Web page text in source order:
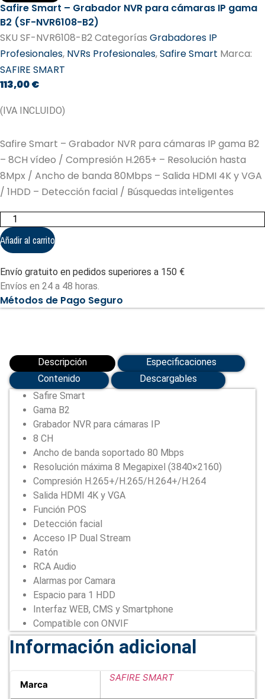
Safire Smart – Grabador NVR para cámaras IP gama
B2 (SF-NVR6108-B2)
SKU SF-NVR6108-B2Categorías Grabadores IP
Profesionales, NVRs Profesionales,Safire Smart Marca:
SAFIRE SMART
113,00€
(IVA INCLUIDO)
Safire Smart – Grabador NVR para cámaras IP gama B2
– 8CH vídeo / Compresión H.265+ – Resolución hasta
8Mpx / Ancho de banda 80Mbps – Salida HDMI 4K y VGA
/ 1HDD – Detección facial / Búsquedas inteligentes
Safire
Smart
-
Grabador
NVR
cámaras
IP
gama
B2
(SF-
Añadir al carrito
Envío gratuito en pedidos superiores a 150 €
Envíos en 24 a 48 horas.
Métodos de Pago Seguro
Descripción
Especificaciones
Contenido
Descargables
Safire Smart
Gama B2
Grabador NVR para cámaras IP
8 CH
Ancho de banda soportado 80 Mbps
Resolución máxima 8 Megapixel (3840×2160)
Compresión H.265+/H.265/H.264+/H.264
Salida HDMI 4K y VGA
Función POS
Detección facial
Acceso IP Dual Stream
Ratón
RCA Audio
Alarmas por Camara
Espacio para 1 HDD
Interfaz WEB, CMS y Smartphone
Compatible con ONVIF
Información adicional
Marca
SAFIRE SMART